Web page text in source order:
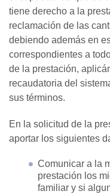
tiene derecho a la
reclamación de las
debiendo además en
correspondientes a
de la prestación,
recaudatoria del
sus términos.
En la solicitud de la
aportar los siguientes
Comunicar a la
prestación los
familiar y si